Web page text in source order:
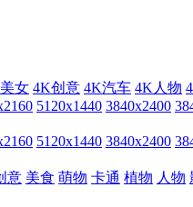
女 4K创意 4K汽车 4K人物
5120x1440 3840x2400
5120x1440 3840x2400
意 美食 萌物 卡通 植物 人物